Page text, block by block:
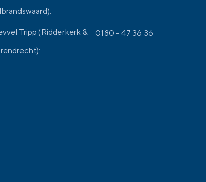
Tripp (Ridderkerk &
0180 – 47 36 36